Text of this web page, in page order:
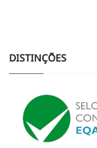
DISTINÇÕES